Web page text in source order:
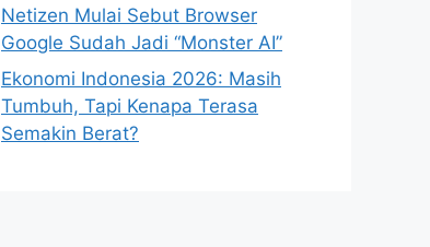
Netizen Mulai Sebut Browser
Google Sudah Jadi “Monster AI”
Ekonomi Indonesia 2026: Masih
Tumbuh, Tapi Kenapa Terasa
Semakin Berat?